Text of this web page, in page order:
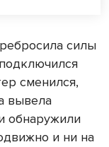
силы
сменился,
вывела
обнаружили
и ни на